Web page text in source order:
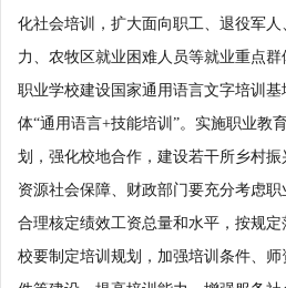
化社会培训，扩大面向职工、退役军
力、农牧区就业困难人员等就业重点
职业学校建设国家通用语言文字培训
体“通用语言+技能培训”。实施职业教
划，强化校地合作，建设若干所乡村
资源社会保障、财政部门要充分考虑职
合理核定绩效工资总量和水平，按规
校要制定培训规划，加强培训条件、